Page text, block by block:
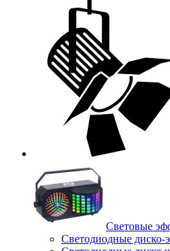
Световые
Светодиодные диско-